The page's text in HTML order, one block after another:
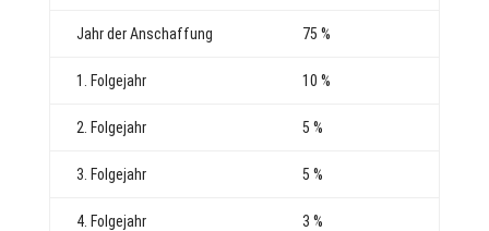
Jahr der Anschaffung 75 %
1. Folgejahr 10 %
2. Folgejahr 5 %
3. Folgejahr 5 %
4. Folgejahr 3 %